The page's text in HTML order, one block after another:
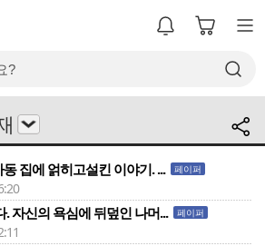
집에 얽히고설킨 이야기. ... 페이퍼
자신의 욕심에 뒤덮인 나머... 페이퍼